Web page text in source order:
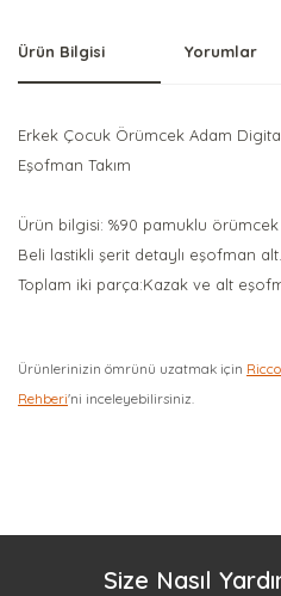
Ürün Bilgisi Yorumlar
Erkek Çocuk Örümcek Adam
Eşofman Takım
Ürün bilgisi: %90 pamuklu örümcek
Beli lastikli şerit detaylı eşofman alt.
Toplam iki parça:Kazak ve alt
Ürünlerinizin ömrünü uzatmak için
Rehberi'ni inceleyebilirsiniz.
Size Nasıl